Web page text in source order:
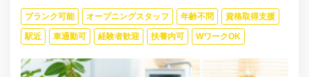
ブランク可能 オープニングスタッフ 年齢不問 資格取得支援
駅近 車通勤可 経験者歓迎 扶養内可 WワークOK